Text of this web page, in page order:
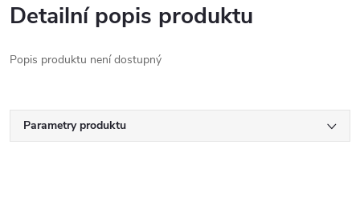
Detailní popis produktu
Popis produktu není dostupný
Parametry produktu